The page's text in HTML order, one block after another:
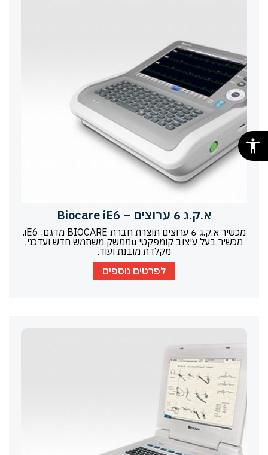
א.ק.ג 6 ערוצים – Biocare iE6
מכשיר א.ק.ג 6 ערוצים תוצרת חברת BIOCARE מדגם: iE6.
מכשיר בעל עיצוב קומפקטי uממשק משתמש חדש ועדכני,
מקלדת מובנת ועוד.
לפרטים נוספים